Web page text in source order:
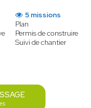
5 missions
Plan
Permis de construire
Suivi de chantier